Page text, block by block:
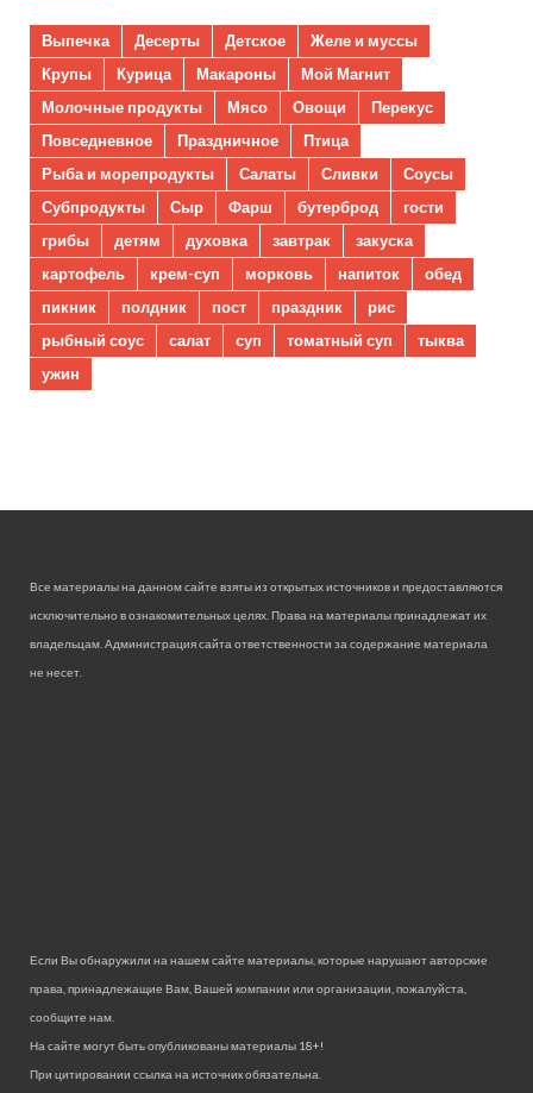
Выпечка Десерты Детское
Желе и муссы
Крупы
Курица Макароны
Мой Магнит
Молочные продукты
Мясо Овощи
Перекус
Повседневное
Праздничное
Птица
Рыба и морепродукты
Салаты Сливки
Соусы
Субпродукты
Сыр Фарш бутерброд
гости
грибы
детям духовка завтрак
закуска
картофель
крем-суп морковь напиток
обед
пикник
полдник пост праздник
рис
рыбный соус
салат суп томатный суп
тыква
ужин
Все материалы на данном сайте взяты из открытых источников и предоставляются
исключительно в ознакомительных целях. Права на материалы принадлежат их
владельцам. Администрация сайта ответственности за содержание материала
не несет.
Если Вы обнаружили на нашем сайте материалы, которые нарушают авторские
права, принадлежащие Вам, Вашей компании или организации, пожалуйста,
сообщите нам.
На сайте могут быть опубликованы материалы 18+!
При цитировании ссылка на источник обязательна.